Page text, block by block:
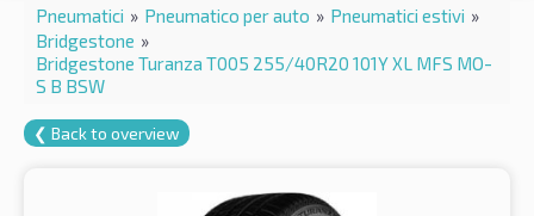
Pneumatici » Pneumatico per auto » Pneumatici estivi »
Bridgestone »
Bridgestone Turanza T005 255/40R20 101Y XL MFS MO-
S B BSW
❮ Back to overview